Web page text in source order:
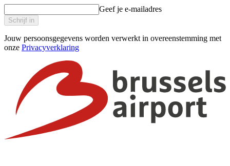
Geef je e-mailadres
Schrijf in
Jouw persoonsgegevens worden verwerkt in overeenstemming met
onze Privacyverklaring